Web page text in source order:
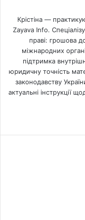
Крістіна —
Zayava Info.
праві: грошова
міжнародних
підтримка
юридичну точність
законодавству
актуальні інструкції